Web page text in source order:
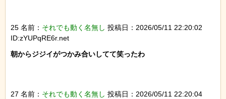
25 名前： それでも動く名無し 投稿日：2026/05/11 22:20:02
ID:zYUPqRE6r.net
朝からジジイがつかみ合いしてて笑ったわ
27 名前： それでも動く名無し 投稿日：2026/05/11 22:20:04